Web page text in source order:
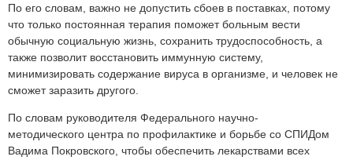
По его словам, важно не допустить сбоев в поставках, потому
что только постоянная терапия поможет больным вести
обычную социальную жизнь, сохранить трудоспособность, а
также позволит восстановить иммунную систему,
минимизировать содержание вируса в организме, и человек не
сможет заразить другого.
По словам руководителя Федерального научно-
методического центра по профилактике и борьбе со СПИДом
Вадима Покровского, чтобы обеспечить лекарствами всех